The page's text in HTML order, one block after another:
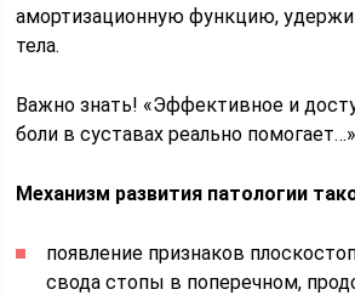
амортизационную функцию,
тела.
Важно знать! «Эффективное и
боли в суставах реально
Механизм развития патологии
появление признаков
свода стопы в поперечном,